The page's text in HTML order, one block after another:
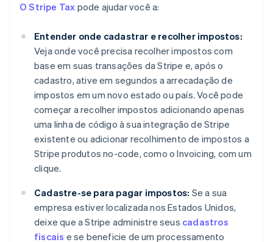
O Stripe Tax pode ajudar você a:
Entender onde cadastrar e recolher impostos:
Veja onde você precisa recolher impostos com
base em suas transações da Stripe e, após o
cadastro, ative em segundos a arrecadação de
impostos em um novo estado ou país. Você pode
começar a recolher impostos adicionando apenas
uma linha de código à sua integração de Stripe
existente ou adicionar recolhimento de impostos a
Stripe produtos no-code, como o Invoicing, com um
clique.
Cadastre-se para pagar impostos: Se a sua
empresa estiver localizada nos Estados Unidos,
deixe que a Stripe administre seus cadastros
fiscais e se beneficie de um processamento
Alemanha
DeutschEnglish
Austrália
English
Áustria
Deutsch
NederlandsFrançais DeutschEnglish
Brasil
PortuguêsEnglish